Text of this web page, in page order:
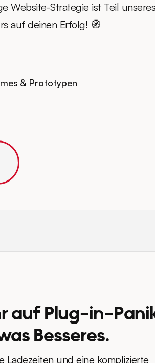
Website-Strategie ist Teil unseres
auf deinen Erfolg! 🧭
& Prototypen
auf Plug-in-
Besseres.
Ladezeiten und eine komplizierte